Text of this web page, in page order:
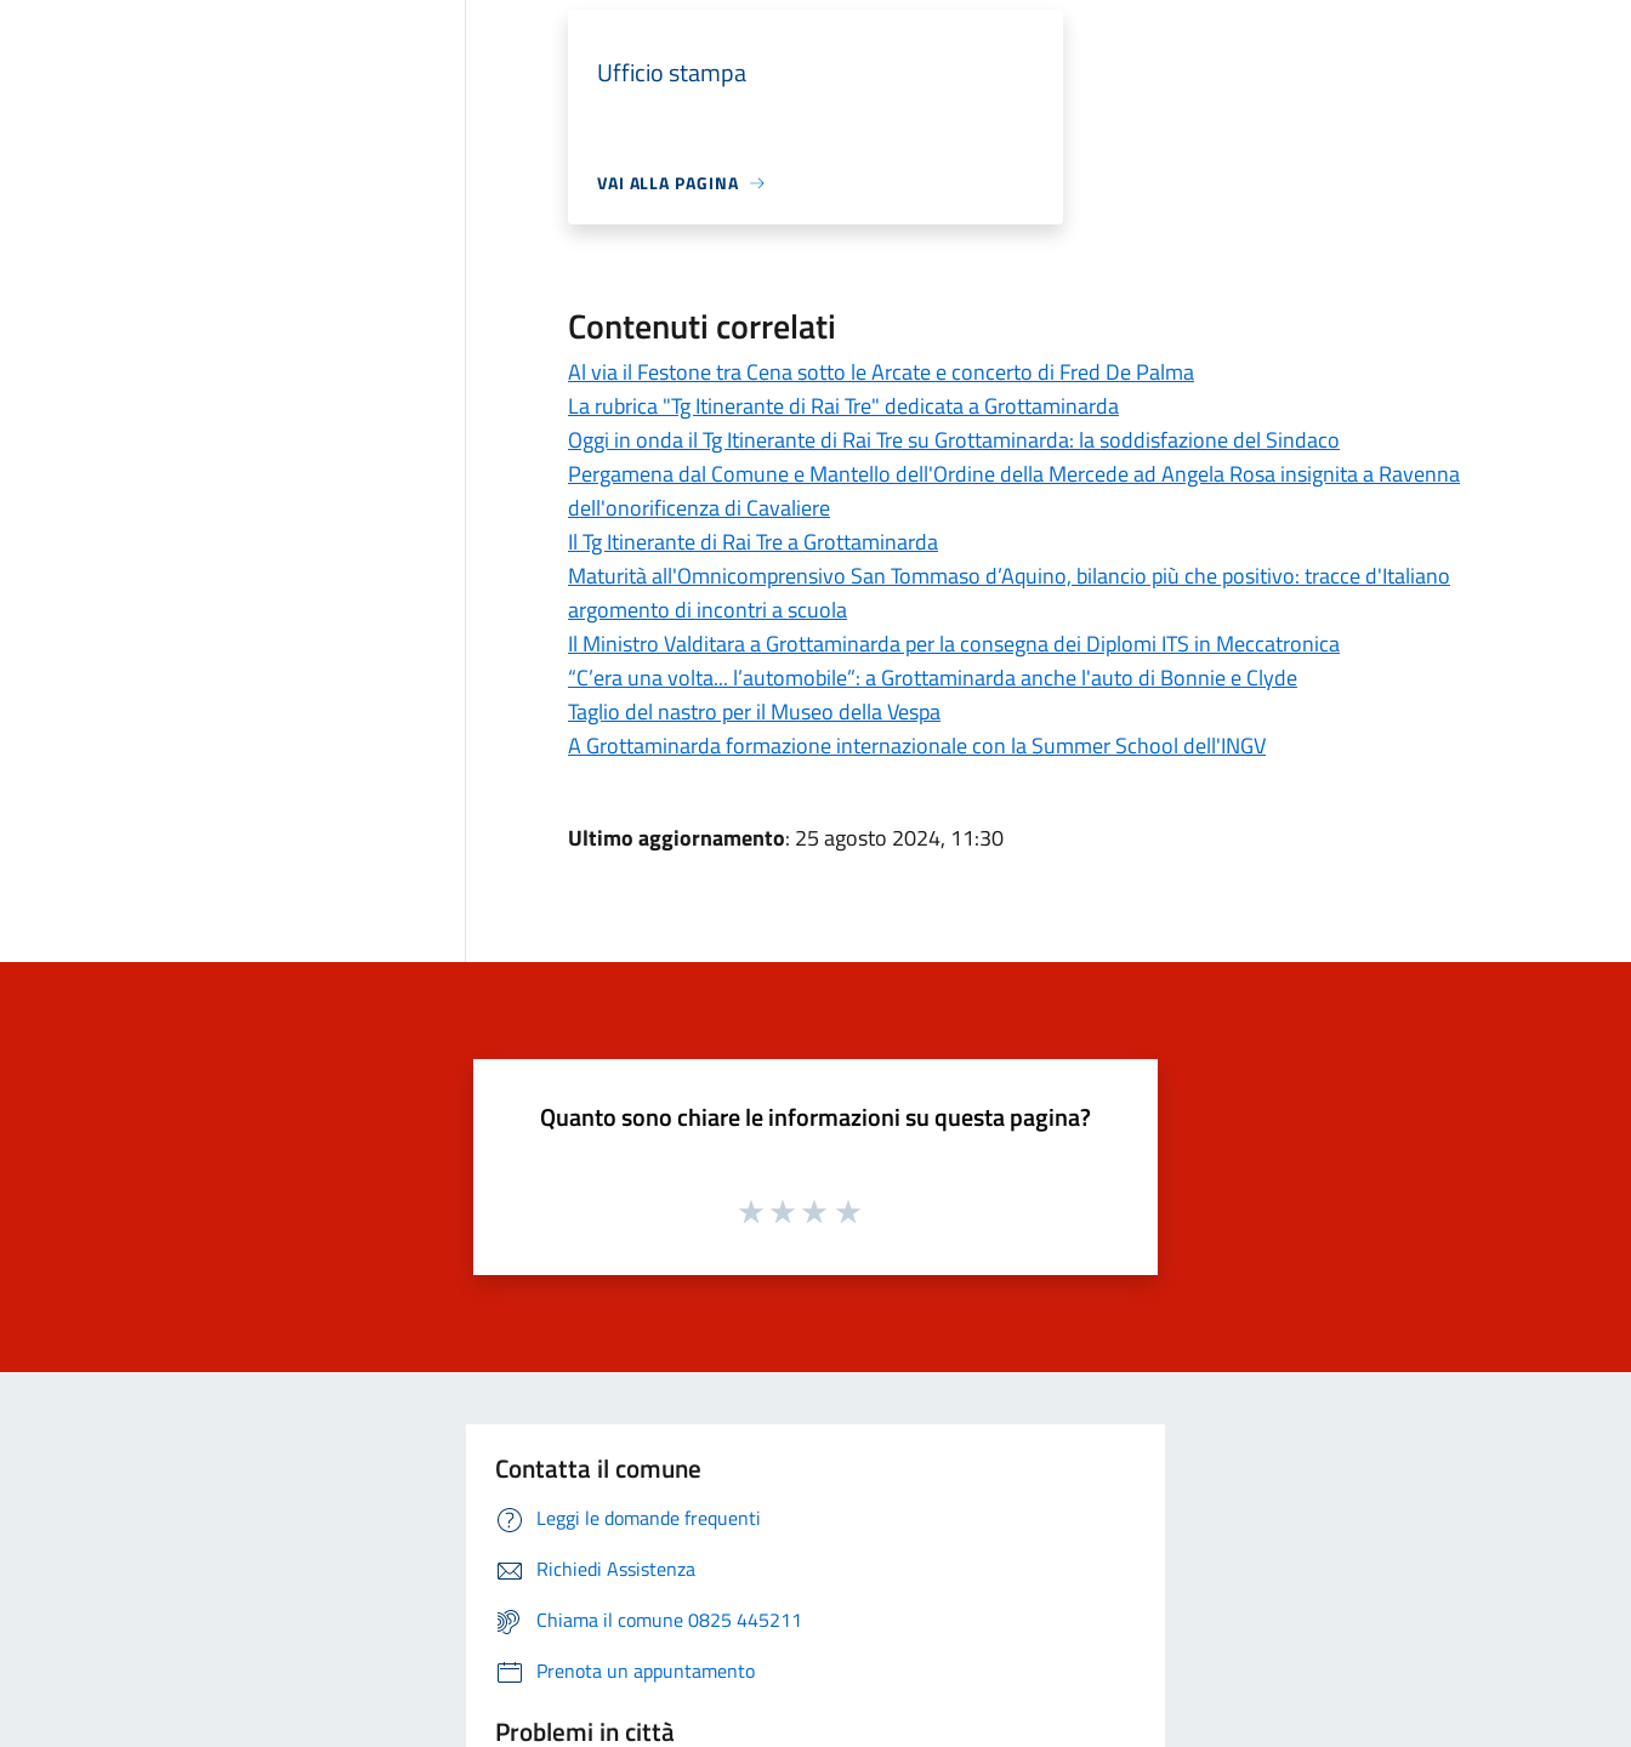
Ufficio stampa
VAI ALLA PAGINA
Contenuti correlati
Al via il Festone tra Cena sotto le Arcate e concerto di Fred De Palma
La rubrica "Tg Itinerante di Rai Tre" dedicata a Grottaminarda
Oggi in onda il Tg Itinerante di Rai Tre su Grottaminarda: la soddisfazione del Sindaco
Pergamena dal Comune e Mantello dell'Ordine della Mercede ad Angela Rosa insignita a Ravenna
dell'onorificenza di Cavaliere
Il Tg Itinerante di Rai Tre a Grottaminarda
Maturità all'Omnicomprensivo San Tommaso d’Aquino, bilancio più che positivo: tracce d'Italiano
argomento di incontri a scuola
Il Ministro Valditara a Grottaminarda per la consegna dei Diplomi ITS in Meccatronica
“C’era una volta... l’automobile”: a Grottaminarda anche l'auto di Bonnie e Clyde
Taglio del nastro per il Museo della Vespa
A Grottaminarda formazione internazionale con la Summer School dell'INGV
Ultimo aggiornamento: 25 agosto 2024, 11:30
Quanto sono chiare le informazioni su questa pagina?
Contatta il comune
Leggi le domande frequenti
Richiedi Assistenza
Chiama il comune 0825 445211
Prenota un appuntamento
Problemi in città